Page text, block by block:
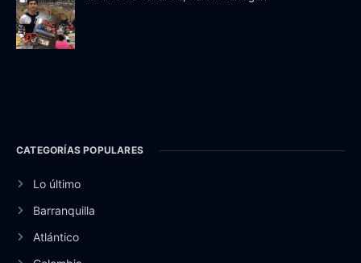
CATEGORÍAS POPULARES
Lo último
Barranquilla
Atlántico